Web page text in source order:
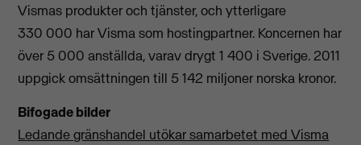
Vismas produkter och tjänster, och ytterligare
330 000 har Visma som hostingpartner. Koncernen har
över 5 000 anställda, varav drygt 1 400 i Sverige. 2011
uppgick omsättningen till 5 142 miljoner norska kronor.
Bifogade bilder
Ledande gränshandel utökar samarbetet med Visma